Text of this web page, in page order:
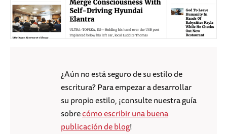
¿Aún no está seguro de su estilo de
escritura? Para empezar a desarrollar
su propio estilo, ¡consulte nuestra guía
sobrecómo escribir una buena
publicación de blog!